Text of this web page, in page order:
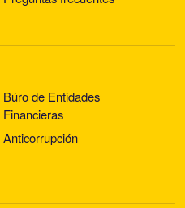
Búro de Entidades
Financieras
Anticorrupción